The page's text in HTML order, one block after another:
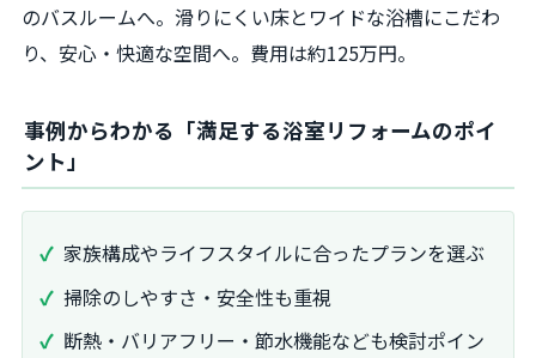
のバスルームへ。滑りにくい床とワイドな浴槽にこだわ
り、安心・快適な空間へ。費用は約125万円。
事例からわかる「満足する浴室リフォームのポイ
ント」
家族構成やライフスタイルに合ったプランを選ぶ
掃除のしやすさ・安全性も重視
断熱・バリアフリー・節水機能なども検討ポイン